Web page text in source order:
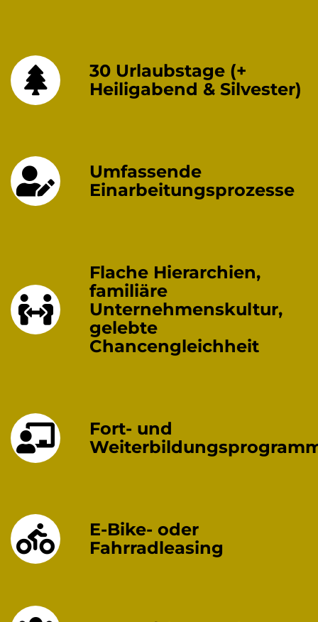
30 Urlaubstage (+
Heiligabend & Silvester)
Umfassende
Einarbeitungsprozesse
Flache Hierarchien,
familiäre
Unternehmenskultur,
gelebte
Chancengleichheit
Fort- und
E-Bike- oder
Fahrradleasing